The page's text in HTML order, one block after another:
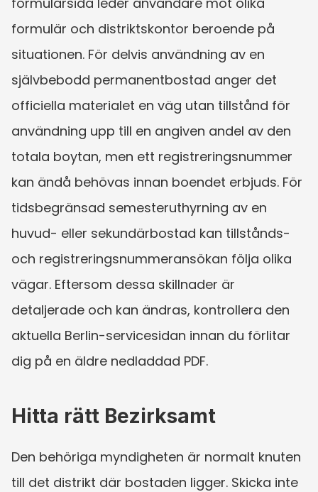
formulär och distriktskontor beroende på
situationen. För delvis användning av en
självbebodd permanentbostad anger det
officiella materialet en väg utan tillstånd för
användning upp till en angiven andel av den
totala boytan, men ett registreringsnummer
kan ändå behövas innan boendet erbjuds. För
tidsbegränsad semesteruthyrning av en
huvud- eller sekundärbostad kan tillstånds-
och registreringsnummeransökan följa olika
vägar. Eftersom dessa skillnader är
detaljerade och kan ändras, kontrollera den
aktuella Berlin-servicesidan innan du förlitar
dig på en äldre nedladdad PDF.
Hitta rätt Bezirksamt
Den behöriga myndigheten är normalt knuten
till det distrikt där bostaden ligger. Skicka inte